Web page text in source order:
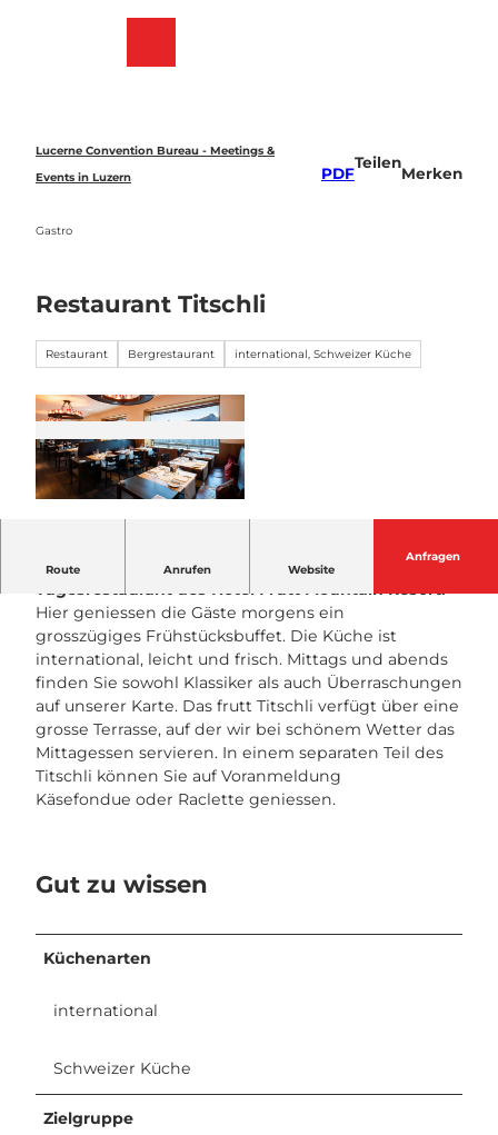
Lucerne Convention Bureau - Meetings &
Events in Luzern
Gastro
PDF
Teilen
Merken
Restaurant Titschli
Restaurant Bergrestaurant international, Schweizer Küche
Route Anrufen Website
Anfragen
Das gemütliche frutt Titschli ist das
Tagesrestaurant des Hotel Frutt Mountain Resort.
Hier geniessen die Gäste morgens ein
grosszügiges Frühstücksbuffet. Die Küche ist
international, leicht und frisch. Mittags und abends
finden Sie sowohl Klassiker als auch Überraschungen
auf unserer Karte. Das frutt Titschli verfügt über eine
grosse Terrasse, auf der wir bei schönem Wetter das
Mittagessen servieren. In einem separaten Teil des
Titschli können Sie auf Voranmeldung
Käsefondue oder Raclette geniessen.
Gut zu wissen
Küchenarten
international
Schweizer Küche
Zielgruppe